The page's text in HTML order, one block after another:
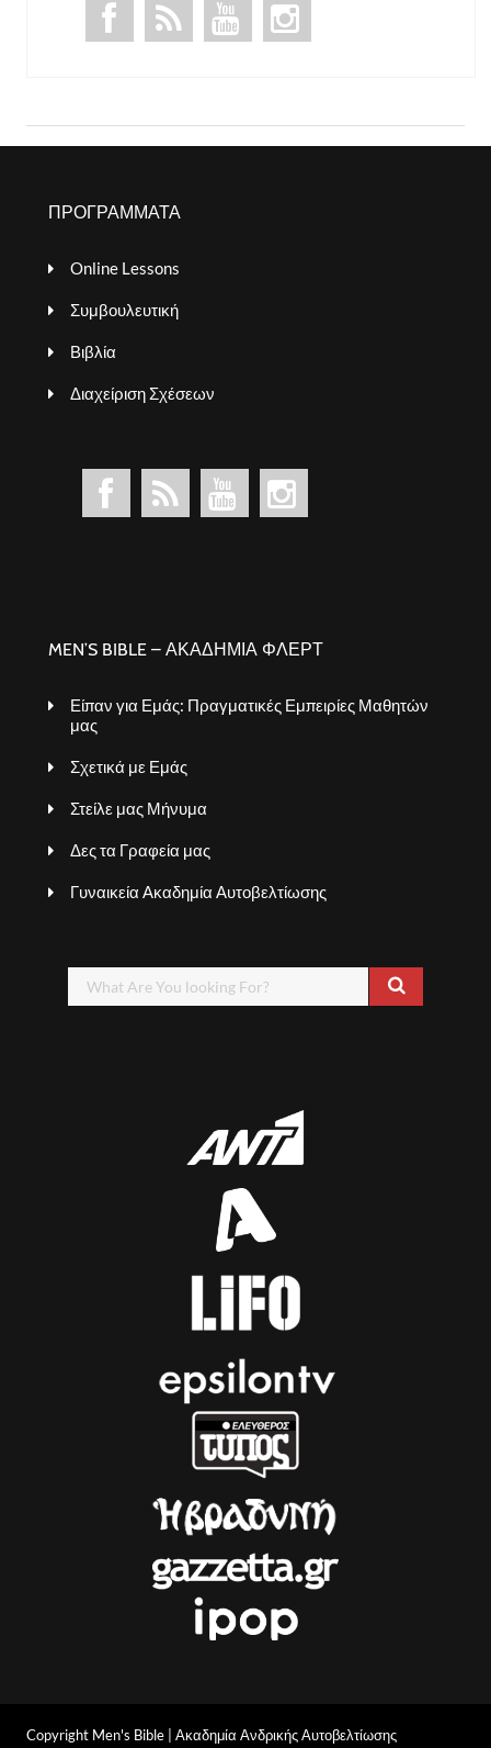
ΠΡΟΓΡΑΜΜΑΤΑ
Online Lessons
Συμβουλευτική
Βιβλία
Διαχείριση Σχέσεων
MEN’S BIBLE – ΑΚΑΔΗΜΙΑ ΦΛΕΡΤ
Είπαν για Εμάς: Πραγματικές Εμπειρίες Μαθητών
μας
Σχετικά με Εμάς
Στείλε μας Μήνυμα
Δες τα Γραφεία μας
Γυναικεία Ακαδημία Αυτοβελτίωσης
Copyright Men's Bible | Ακαδημία Ανδρικής Αυτοβελτίωσης